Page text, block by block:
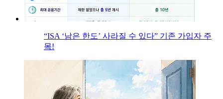
“ISA ‘남은 한도’ 사라질 수 있다” 기존 가입자 주
목!